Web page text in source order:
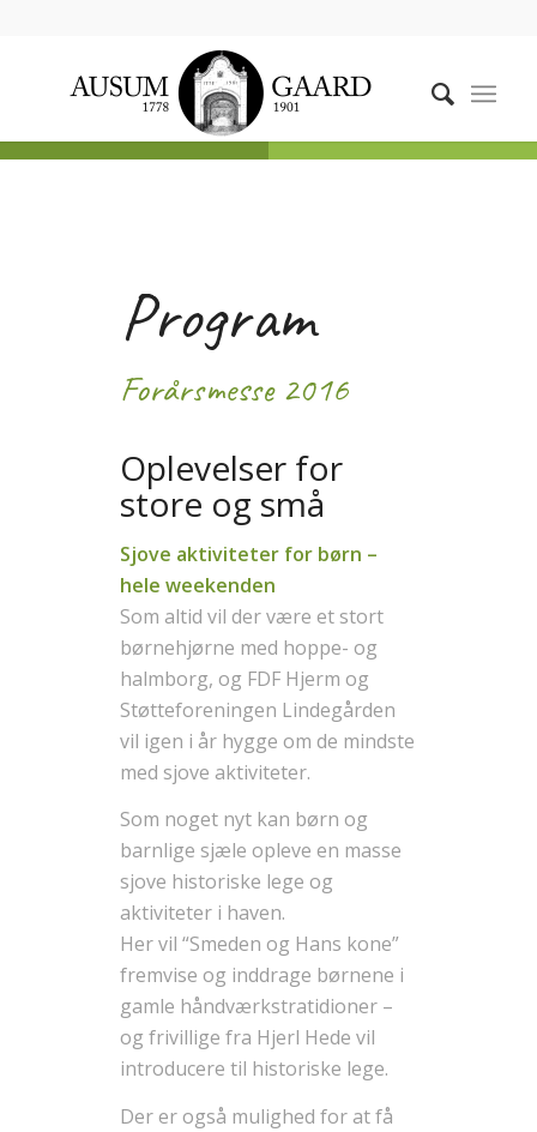
Program
Forårsmesse 2016
Oplevelser for
store og små
Sjove aktiviteter for børn –
hele weekenden
Som altid vil der være et stort
børnehjørne med hoppe- og
halmborg, og FDF Hjerm og
Støtteforeningen Lindegården
vil igen i år hygge om de mindste
med sjove aktiviteter.
Som noget nyt kan børn og
barnlige sjæle opleve en masse
sjove historiske lege og
aktiviteter i haven.
Her vil “Smeden og Hans kone”
fremvise og inddrage børnene i
gamle håndværkstratidioner –
og frivillige fra Hjerl Hede vil
introducere til historiske lege.
Der er også mulighed for at få